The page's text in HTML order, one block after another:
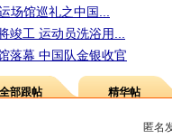
场馆巡礼之中国...
竣工 运动员洗浴用...
落幕 中国队金银收官
全部跟帖 精华帖
匿名